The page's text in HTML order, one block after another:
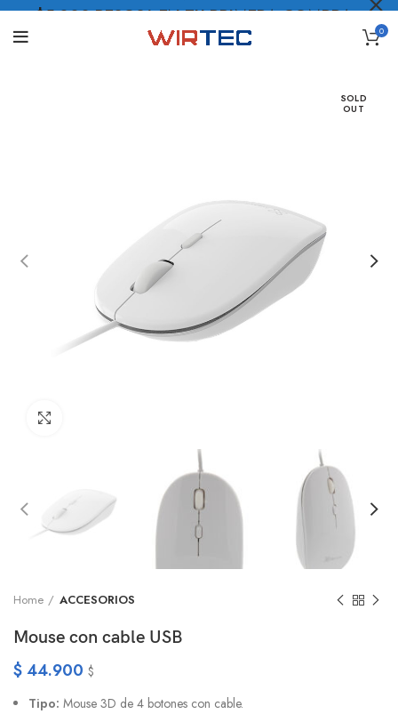
0
SOLD
OUT
Home ACCESORIOS
Mouse con cable USB
$44.900 $
Tipo: Mouse 3D de 4 botones con cable.
$5.000 PESOS* EN TU PRIMERA COMPRA